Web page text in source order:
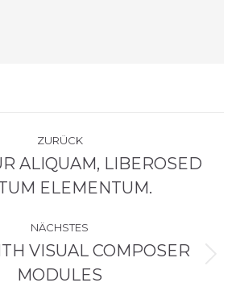
ZURÜCK
Vorheriger
Beitrag:
ALIQUAM, LIBEROSED
ELEMENTUM.
NÄCHSTES
Beitrag:
VISUAL COMPOSER
MODULES